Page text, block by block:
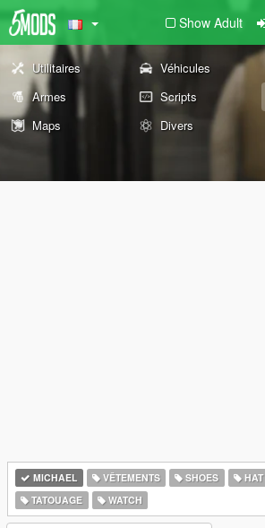
Show Adult
Utilitaires Véhicules
Armes
Scripts
Maps
Divers
MICHAEL VÊTEMENTS SHOES HAT
TATOUAGE
WATCH